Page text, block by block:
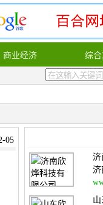
商业经济 综
05
济
济